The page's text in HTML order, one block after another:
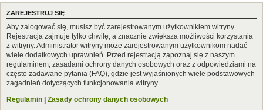
ZAREJESTRUJ SIĘ
Aby zalogować się, musisz być zarejestrowanym użytkownikiem witryny.
Rejestracja zajmuje tylko chwilę, a znacznie zwiększa możliwości korzystania
z witryny. Administrator witryny może zarejestrowanym użytkownikom nadać
wiele dodatkowych uprawnień. Przed rejestracją zapoznaj się z naszym
regulaminem, zasadami ochrony danych osobowych oraz z odpowiedziami na
często zadawane pytania (FAQ), gdzie jest wyjaśnionych wiele podstawowych
zagadnień dotyczących funkcjonowania witryny.
Regulamin | Zasady ochrony danych osobowych